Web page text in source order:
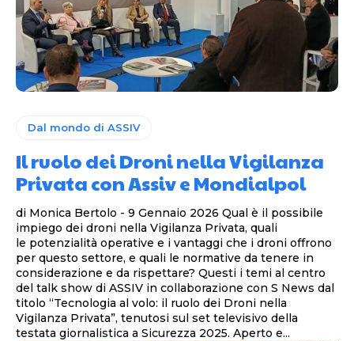
Dal mondo di ASSIV
Il ruolo dei Droni nella Vigilanza
Privata con Assiv e Mondialpol
di Monica Bertolo - 9 Gennaio 2026 Qual è il possibile
impiego dei droni nella Vigilanza Privata, quali
le potenzialità operative e i vantaggi che i droni offrono
per questo settore, e quali le normative da tenere in
considerazione e da rispettare? Questi i temi al centro
del talk show di ASSIV in collaborazione con S News dal
titolo “Tecnologia al volo: il ruolo dei Droni nella
Vigilanza Privata”, tenutosi sul set televisivo della
testata giornalistica a Sicurezza 2025. Aperto e...